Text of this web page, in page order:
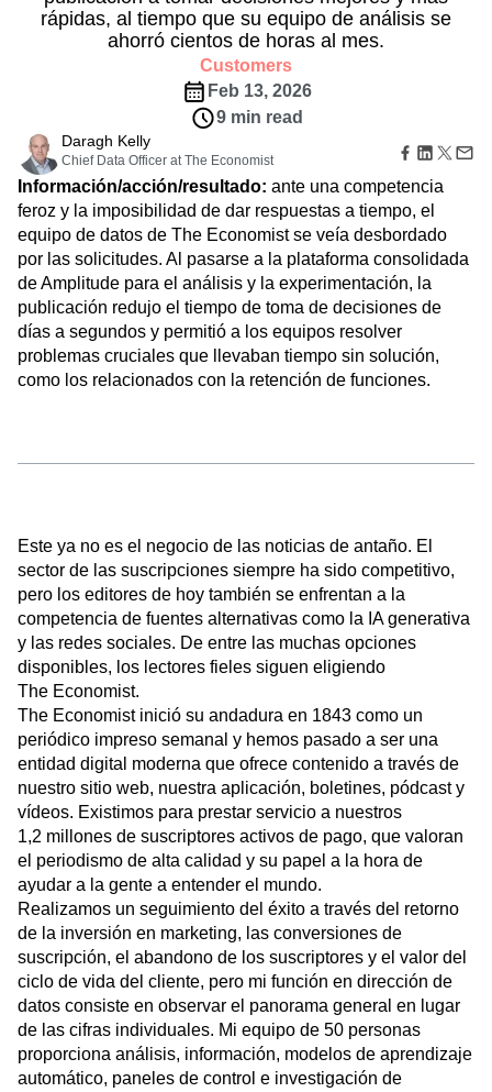
Información zonificada
Acción
Guías y encuestas
Experimentación de características
Experimentación web
Gestión de características
Activación
Datos
Gobernanza de datos
Integraciones
Seguridad y privacidad
Comercio electrónico
Ejemplo de uso
Equipo
Producto
Datos
Ingeniería
Marketing
Ejecutivo
Tamaño
Empresas emergentes
Enterprise
Glosario
Explora el centro
Clientes
Socios
Asistencia y servicios
Centro de ayuda al cliente
Centro de desarrolladores
Academia y formación
Satisfacción del cliente
Actualizaciones de productos
Herramientas
Comparativas
Biblioteca de indicaciones
Plantillas
Login Sign Up
Amplitude Web Experimentation
Amplitude on Amplitude
Analytics
B2B SaaS
Benchmarks
Collaboration
Consolidation
Customer Experience
Customer Lifetime Value
Data
Data Governance
Data Management
Data Tables
Digital Experience Maturity
Digital Native
Digital Transformer
EMEA
Ecommerce
Employee Resource Group
Engagement
Engineering
Event Tracking
Experimentation
Feature Adoption
Financial Services
Funnel Analysis
Getting Started
Google Analytics
Growth
Healthcare
How I Amplitude
Implementation Integration
Kimi
Personalization
Product 50
Product Analytics
Product Design
Product Management
Product Releases
Product Strategy
Product-Led Growth
Recap
Retention
Revenue Startup
Tech Stack
The Ampys
rápidas, al tiempo que su equipo de análisis se
ahorró cientos de horas al mes.
Customers
Feb 13, 2026
9 min read
Daragh Kelly
Chief Data Officer at The Economist
Información/acción/resultado: ante una competencia
feroz y la imposibilidad de dar respuestas a tiempo, el
equipo de datos de The Economist se veía desbordado
por las solicitudes. Al pasarse a la plataforma consolidada
de Amplitude para el análisis y la experimentación, la
publicación redujo el tiempo de toma de decisiones de
días a segundos y permitió a los equipos resolver
problemas cruciales que llevaban tiempo sin solución,
como los relacionados con la retención de funciones.
Este ya no es el negocio de las noticias de antaño. El
sector de las suscripciones siempre ha sido competitivo,
pero los editores de hoy también se enfrentan a la
competencia de fuentes alternativas como la IA generativa
y las redes sociales. De entre las muchas opciones
disponibles, los lectores fieles siguen eligiendo
The Economist.
The Economist inició su andadura en 1843 como un
periódico impreso semanal y hemos pasado a ser una
entidad digital moderna que ofrece contenido a través de
nuestro sitio web, nuestra aplicación, boletines, pódcast y
vídeos. Existimos para prestar servicio a nuestros
1,2 millones de suscriptores activos de pago, que valoran
el periodismo de alta calidad y su papel a la hora de
ayudar a la gente a entender el mundo.
Realizamos un seguimiento del éxito a través del retorno
de la inversión en marketing, las conversiones de
suscripción, el abandono de los suscriptores y el valor del
ciclo de vida del cliente, pero mi función en dirección de
datos consiste en observar el panorama general en lugar
de las cifras individuales. Mi equipo de 50 personas
proporciona análisis, información, modelos de aprendizaje
automático, paneles de control e investigación de